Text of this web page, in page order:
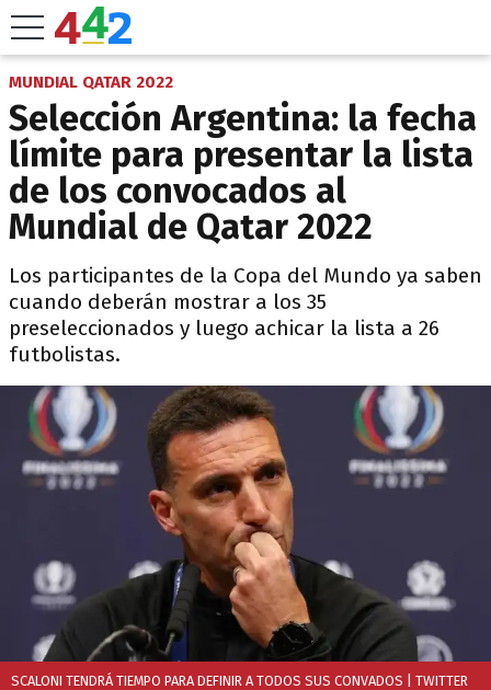
MUNDIAL QATAR 2022
Selección Argentina: la fecha
límite para presentar la lista
de los convocados al
Mundial de Qatar 2022
Los participantes de la Copa del Mundo ya saben
cuando deberán mostrar a los 35
preseleccionados y luego achicar la lista a 26
futbolistas.
SCALONI TENDRÁ TIEMPO PARA DEFINIR A TODOS SUS CONVADOS | TWITTER